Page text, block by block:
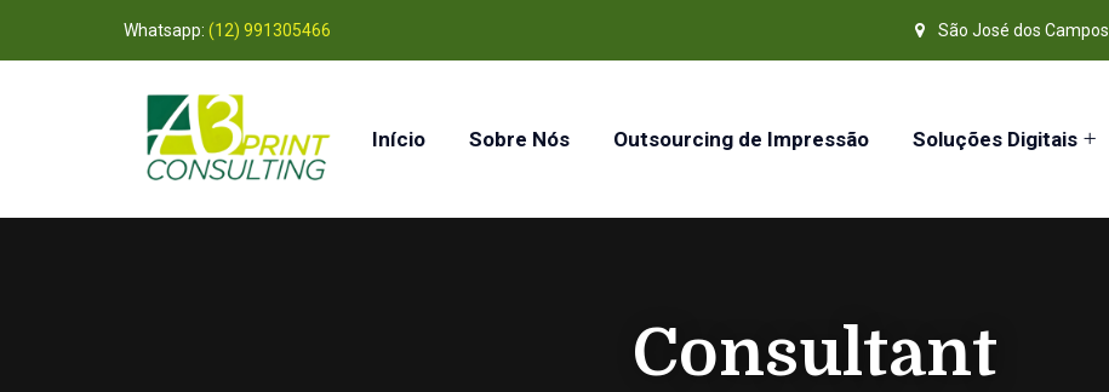
Whatsapp: (12) 991305466 São José dos Campos
Início Sobre Nós Outsourcing de Impressão Soluções Digitais
Consultant